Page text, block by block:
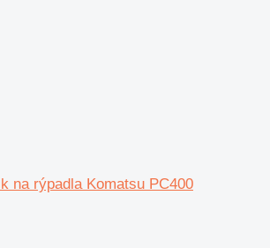
na rýpadla Komatsu PC400